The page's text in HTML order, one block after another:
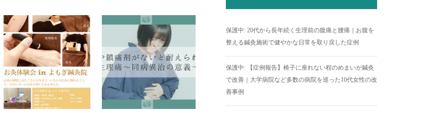
保護中: 20代から長年続く生理前の腹痛と腰痛｜お腹を
整える鍼灸施術で健やかな日常を取り戻した症例
保護中: 【症例報告】椅子に座れない程のめまいが鍼灸
で改善｜大学病院など多数の病院を巡った10代女性の改
善事例